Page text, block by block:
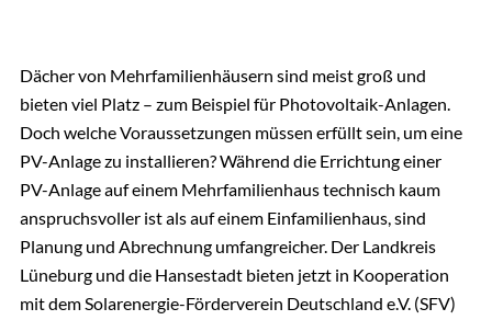
Dächer von Mehrfamilienhäusern sind meist groß und
bieten viel Platz – zum Beispiel für Photovoltaik-Anlagen.
Doch welche Voraussetzungen müssen erfüllt sein, um eine
PV-Anlage zu installieren? Während die Errichtung einer
PV-Anlage auf einem Mehrfamilienhaus technisch kaum
anspruchsvoller ist als auf einem Einfamilienhaus, sind
Planung und Abrechnung umfangreicher. Der Landkreis
Lüneburg und die Hansestadt bieten jetzt in Kooperation
mit dem Solarenergie-Förderverein Deutschland e.V. (SFV)